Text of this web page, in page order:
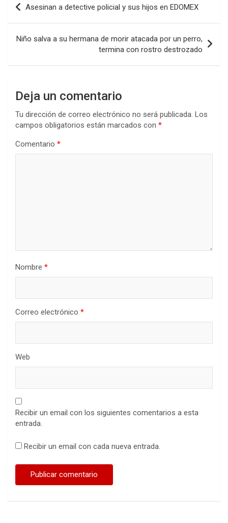
de
entradas
Asesinan a detective policial y sus hijos en EDOMEX
Niño salva a su hermana de morir atacada por un perro,
termina con rostro destrozado
Deja un comentario
Tu dirección de correo electrónico no será publicada. Los
campos obligatorios están marcados con *
Comentario *
Nombre *
Correo electrónico *
Web
Recibir un email con los siguientes comentarios a esta
entrada.
Recibir un email con cada nueva entrada.